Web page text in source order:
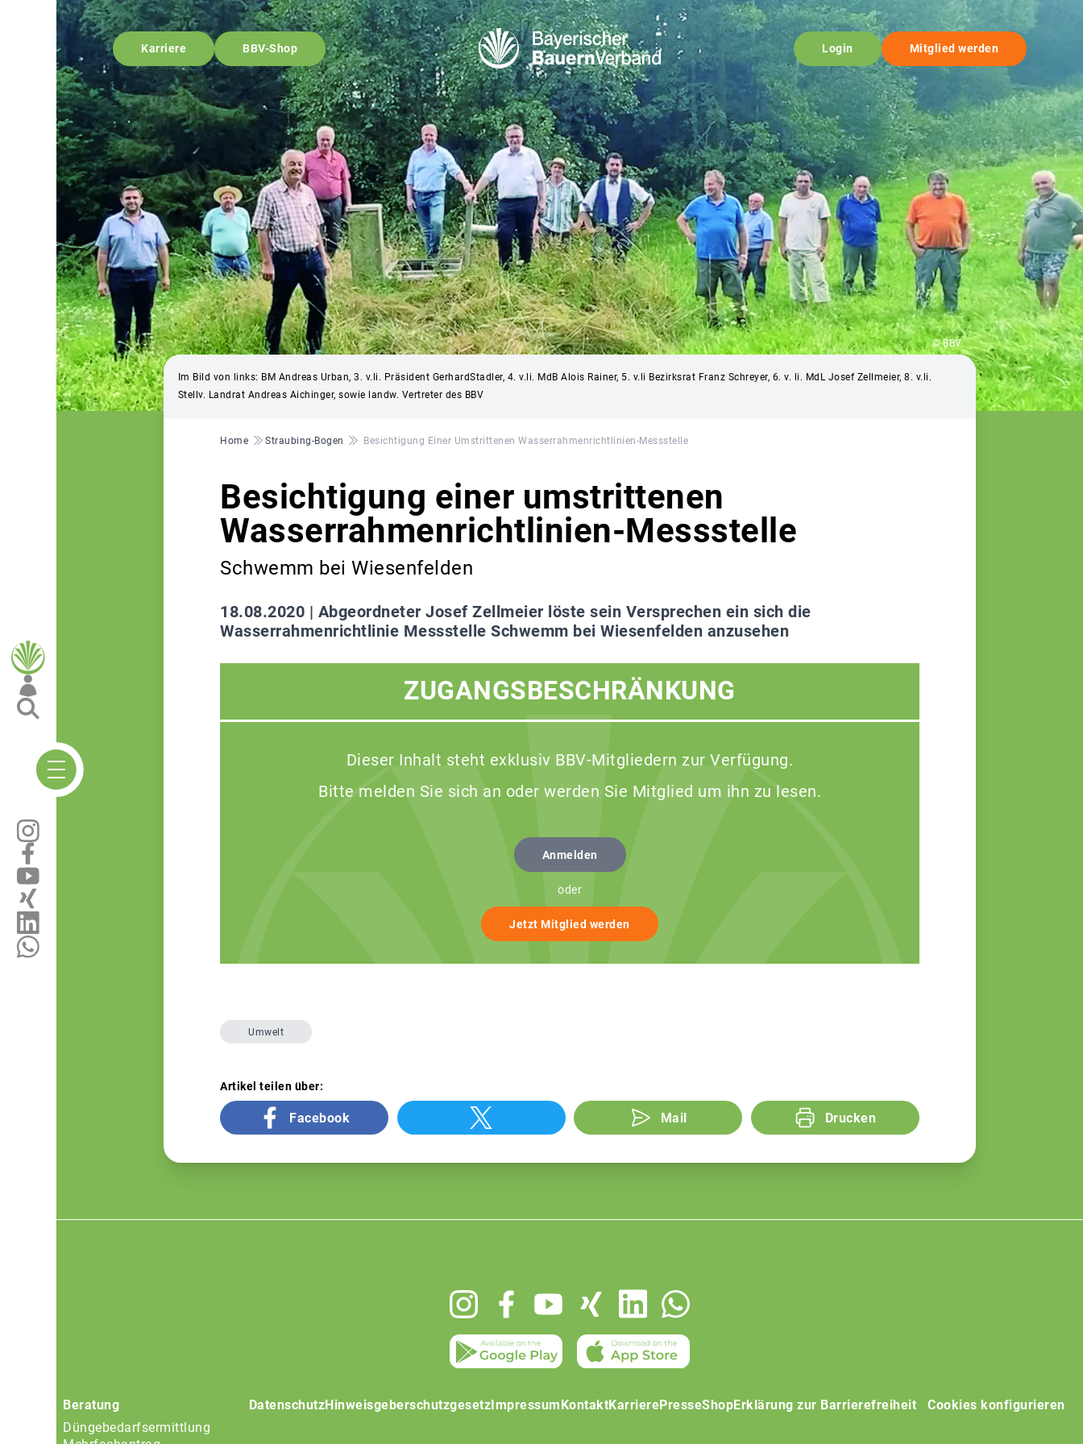
Karriere BBV-Shop Login Mitglied werden
© BBV
Im Bild von links: BM Andreas Urban, 3. v.li. Präsident GerhardStadler, 4. v.li. MdB Alois Rainer, 5. v.li Bezirksrat Franz Schreyer, 6. v. li. MdL Josef Zellmeier, 8. v.li.
Stellv. Landrat Andreas Aichinger, sowie landw. Vertreter des BBV
Pfadnavigation
Home Straubing-Bogen Besichtigung Einer Umstrittenen Wasserrahmenrichtlinien-Messstelle
Besichtigung einer umstrittenen
Wasserrahmenrichtlinien-Messstelle
Schwemm bei Wiesenfelden
18.08.2020 | Abgeordneter Josef Zellmeier löste sein Versprechen ein sich die
Wasserrahmenrichtlinie Messstelle Schwemm bei Wiesenfelden anzusehen
ZUGANGSBESCHRÄNKUNG
Dieser Inhalt steht exklusiv BBV-Mitgliedern zur Verfügung.
Bitte melden Sie sich an oder werden Sie Mitglied um ihn zu lesen.
Anmelden
oder
Jetzt Mitglied werden
Umwelt
Artikel teilen über:
Facebook Mail Drucken
Beratung
Düngebedarfsermittlung
DatenschutzHinweisgeberschutzgesetz Impressum KontaktKarrierePresseShopErklärung zur Barrierefreiheit Cookies konfigurieren